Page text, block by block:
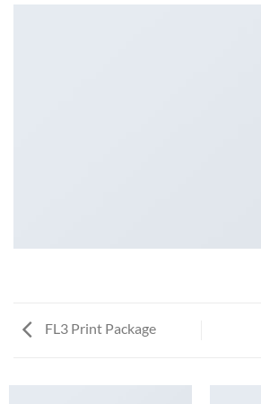
FL3 Print Package